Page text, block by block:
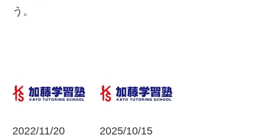
う。
2022/11/20
2025/10/15